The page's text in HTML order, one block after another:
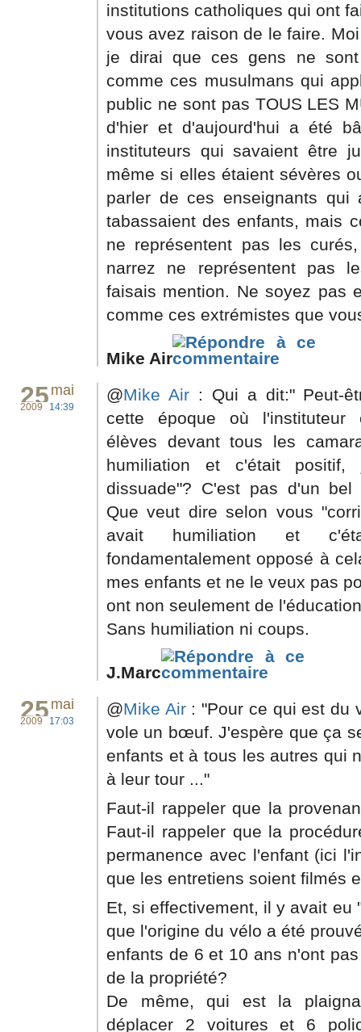
institutions catholiques qui ont
vous avez raison de le faire.
je dirai que ces gens ne sont
comme ces musulmans qui
public ne sont pas TOUS LES
d'hier et d'aujourd'hui a été
instituteurs qui savaient être
même si elles étaient sévères
parler de ces enseignants qui
tabassaient des enfants, mais
ne représentent pas les
narrez ne représentent pas
faisais mention. Ne soyez pas
comme ces extrémistes que
Mike Air
25 mai
2009 14:39
@Mike Air: Qui a dit:" Peut-
cette époque où l'instituteur
élèves devant tous les
humiliation et c'était
dissuade"? C'est pas d'un bel
Que veut dire selon vous
avait humiliation et
fondamentalement opposé à
mes enfants et ne le veux pas
ont non seulement de
Sans humiliation ni coups.
J.Marc
25 mai
2009 17:03
@Mike Air: "Pour ce qui est du
vole un bœuf. J'espère que ça
enfants et à tous les autres qui
à leur tour ..."
Faut-il rappeler que la
Faut-il rappeler que la
permanence avec l'enfant (ici
que les entretiens soient filmés
Et, si effectivement, il y avait eu
que l'origine du vélo a été
enfants de 6 et 10 ans n'ont
de la propriété?
De même, qui est la
déplacer 2 voitures et 6